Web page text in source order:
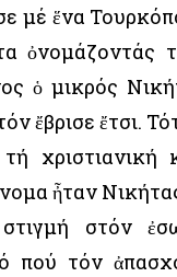
μέ ἕνα
ὀνομάζοντάς
ὁ μικρός
ἔβρισε ἔτσι.
ἦταν
στόν
πού τόν